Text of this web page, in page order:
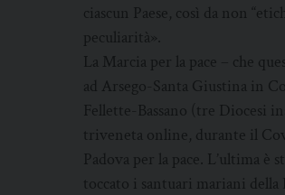
ciascun Paese, così da non
peculiarità».
La Marcia per la pace – che
ad Arsego-Santa Giustina in
Fellette-Bassano (tre Diocesi
triveneta online, durante il
Padova per la pace. L’ultima è
toccato i santuari mariani